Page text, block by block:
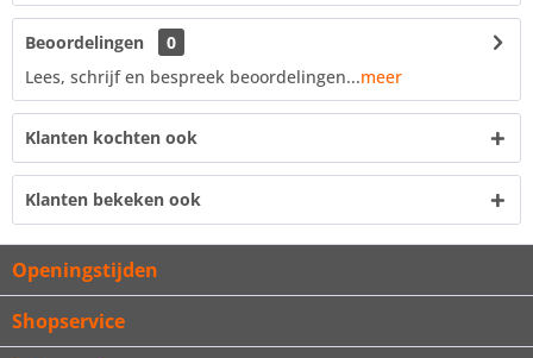
Beoordelingen
0
Lees, schrijf en bespreek beoordelingen...meer
Klanten kochten ook
Klanten bekeken ook
Openingstijden
Shopservice